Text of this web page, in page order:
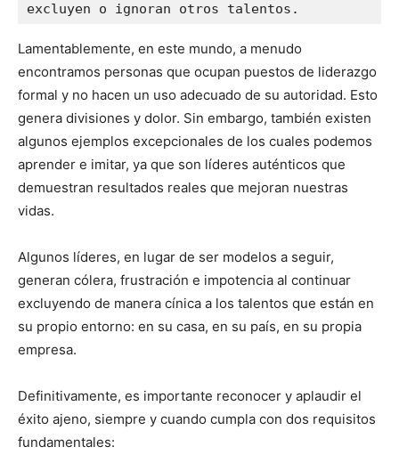
excluyen o ignoran otros talentos.
Lamentablemente, en este mundo, a menudo
encontramos personas que ocupan puestos de liderazgo
formal y no hacen un uso adecuado de su autoridad. Esto
genera divisiones y dolor. Sin embargo, también existen
algunos ejemplos excepcionales de los cuales podemos
aprender e imitar, ya que son líderes auténticos que
demuestran resultados reales que mejoran nuestras
vidas.
Algunos líderes, en lugar de ser modelos a seguir,
generan cólera, frustración e impotencia al continuar
excluyendo de manera cínica a los talentos que están en
su propio entorno: en su casa, en su país, en su propia
empresa.
Definitivamente, es importante reconocer y aplaudir el
éxito ajeno, siempre y cuando cumpla con dos requisitos
fundamentales: